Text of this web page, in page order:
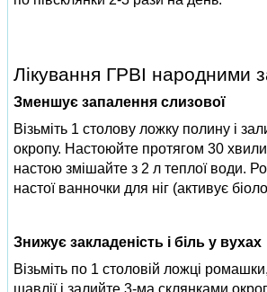
Лікування ГРВІ народними
Зменшує запалення слизової
Візьміть 1 столову ложку полину і
окропу. Настоюйте протягом 30
настою змішайте з 2 л теплої води.
настої ванночки для ніг (активує
Знижує закладеність і біль у вухах
Візьміть по 1 столовій ложці
шавлії і залийте 3-ма склянками